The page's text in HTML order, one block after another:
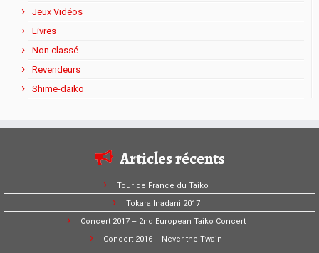
Jeux Vidéos
Livres
Non classé
Revendeurs
Shime-daiko
Articles récents
Tour de France du Taiko
Tokara Inadani 2017
Concert 2017 – 2nd European Taiko Concert
Concert 2016 – Never the Twain